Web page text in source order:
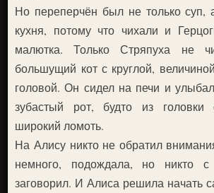
Но переперчён был не только суп,
кухня, потому что чихали и
малютка. Только Стряпуха не
большущий кот с круглой,
головой. Он сидел на печи и
зубастый рот, будто из головки
широкий ломоть.
На Алису никто не обратил
немного, подождала, но никто
заговорил. И Алиса решила начать